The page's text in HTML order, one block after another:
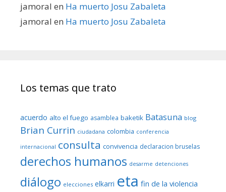
jamoral en Ha muerto Josu Zabaleta
jamoral en Ha muerto Josu Zabaleta
Los temas que trato
acuerdo alto el fuego asamblea baketik Batasuna blog
Brian Currin ciudadana colombia conferencia
internacional consulta convivencia declaracion bruselas
derechos humanos desarme detenciones
diálogo elecciones elkarri eta fin de la violencia